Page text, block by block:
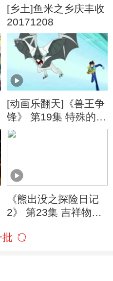
[乡土]鱼米之乡庆丰收
20171208
[动画乐翻天]《兽王争
锋》 第19集 特殊的假
期
《熊出没之探险日记
2》 第23集 吉祥物争
批